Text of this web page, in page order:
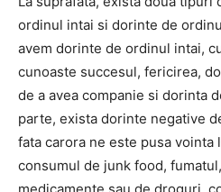
ordinul intai si dorinte de
avem dorinte de ordinul intai,
cunoaste succesul, fericirea,
de a avea companie si dorinta
parte, exista dorinte negative
fata carora ne este pusa vointa
consumul de junk food,